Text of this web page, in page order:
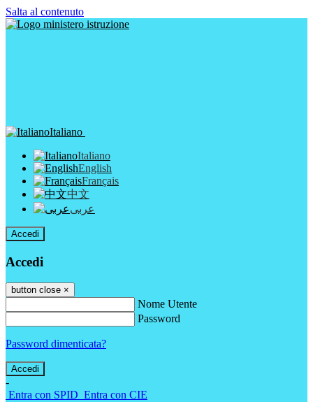
Salta al contenuto
Italiano
Italiano
English
Français
中文
عربى
Accedi
Accedi
button close ×
Nome Utente
Password
Password dimenticata?
-
Entra con SPID Entra con CIE